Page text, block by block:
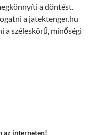
a döntést.
a jatektenger.hu
a széleskörű, minőségi
az interneten!